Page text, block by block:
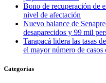
Bono de recuperación de
nivel de afectación
Nuevo balance de
desaparecidos y 99 mil
Tarapacá lidera las tasas
el mayor número de casos
Categorias